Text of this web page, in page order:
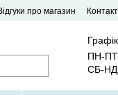
про магазин
ПН-
СБ-